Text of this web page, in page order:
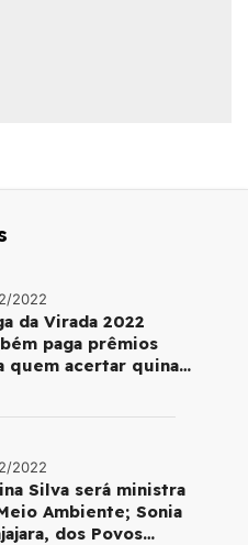
2022
da Virada 2022
paga prêmios
quem acertar quina
2022
Silva será ministra
Ambiente; Sonia
dos Povos